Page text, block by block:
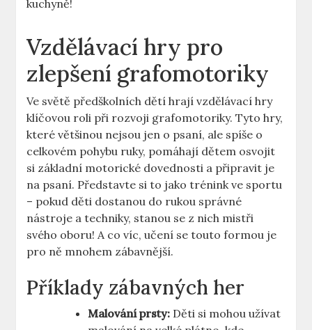
kuchyně!
Vzdělávací hry pro
zlepšení grafomotoriky
Ve světě předškolních dětí​ hrají ⁢vzdělávací‍ hry
‌klíčovou roli při ​rozvoji grafomotoriky.⁣ Tyto hry,‌
které většinou nejsou ‍jen o psaní, ale spíše o
celkovém pohybu ruky, pomáhají dětem osvojit
si ​základní motorické dovednosti a připravit je
na psaní.‍ Představte si to⁤ jako trénink⁢ ve sportu
– pokud ‍děti​ dostanou⁤ do‍ rukou správné
nástroje a techniky, stanou ⁢se ‍z ⁣nich ⁢mistři
svého oboru! A co víc, učení se touto ⁤formou⁢ je ​
pro ně mnohem zábavnější.
Příklady zábavných her
Malování prsty: Děti si mohou ‌užívat